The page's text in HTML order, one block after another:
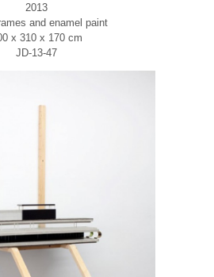
2013
and enamel paint
x 310 x 170 cm
JD-13-47